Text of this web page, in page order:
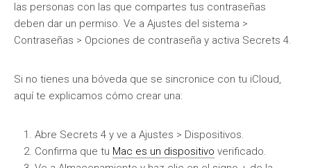
las personas con las que compartes tus contraseñas
deben dar un permiso. Ve a Ajustes del sistema >
Contraseñas > Opciones de contraseña y activa Secrets 4.
Si no tienes una bóveda que se sincronice con tu iCloud,
aquí te explicamos cómo crear una:
Abre Secrets 4 y ve a Ajustes > Dispositivos.
Confirma que tu Mac es un dispositivo verificado.